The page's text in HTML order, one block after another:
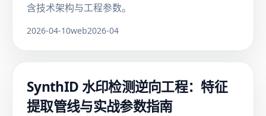
含技术架构与工程参数。
2026-04-10web2026-04
SynthID 水印检测逆向工程：特征
提取管线与实战参数指南